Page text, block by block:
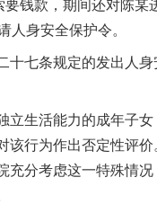
钱款，期间还对陈某
人身安全保护令。
七条规定的发出人身
生活能力的成年子女
该行为作出否定性评
分考虑这一特殊情